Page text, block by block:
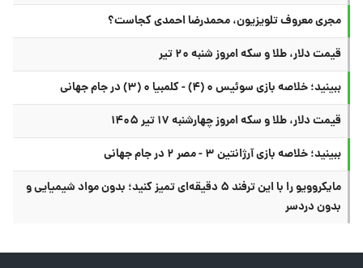
مجری معروف تلویزیون، محمدرضا احمدی کجاست؟
قیمت دلار، طلا و سکه امروز شنبه ۲۰ تیر
ببینید؛ خلاصه بازی سوئیس ۰ (۴) - کلمبیا ۰ (۳) در جام جهانی
قیمت دلار، طلا و سکه امروز چهارشنبه ۱۷ تیر ۱۴۰۵
ببینید؛ خلاصه بازی آرژانتین ۳ - مصر ۲ در جام جهانی
مایکروویو را با این ترفند ۵ دقیقه‌ای تمیز کنید؛ بدون مواد شیمیایی و
بدون دردسر